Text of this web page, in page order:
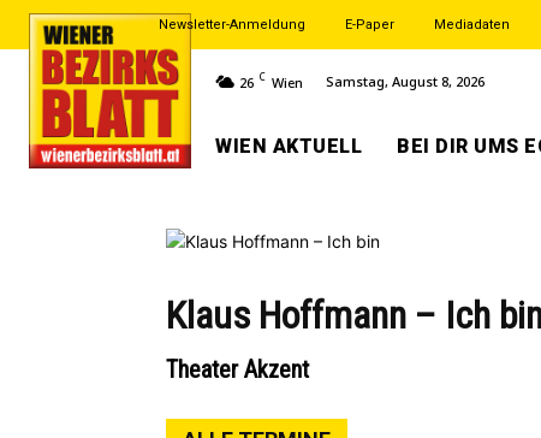
Newsletter-Anmeldung E-Paper Mediadaten
26 C Wien Samstag, August 8, 2026
WIEN AKTUELL BEI DIR UMS
Klaus Hoffmann – Ich
Theater Akzent